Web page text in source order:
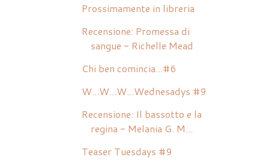
Prossimamente in libreria
Recensione: Promessa di
sangue - Richelle Mead
Chi ben comincia...#6
W...W...W...Wednesadys #9
Recensione: Il bassotto e la
regina - Melania G. M...
Teaser Tuesdays #9